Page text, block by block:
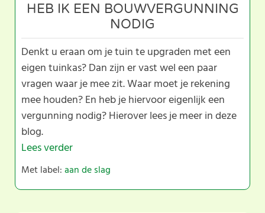
HEB IK EEN BOUWVERGUNNING
NODIG
Denkt u eraan om je tuin te upgraden met een
eigen tuinkas? Dan zijn er vast wel een paar
vragen waar je mee zit. Waar moet je rekening
mee houden? En heb je hiervoor eigenlijk een
vergunning nodig? Hierover lees je meer in deze
blog.
Lees verder
Met label:aan de slag